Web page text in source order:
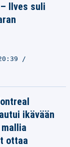
Ilves suli
ikävään
ottaa